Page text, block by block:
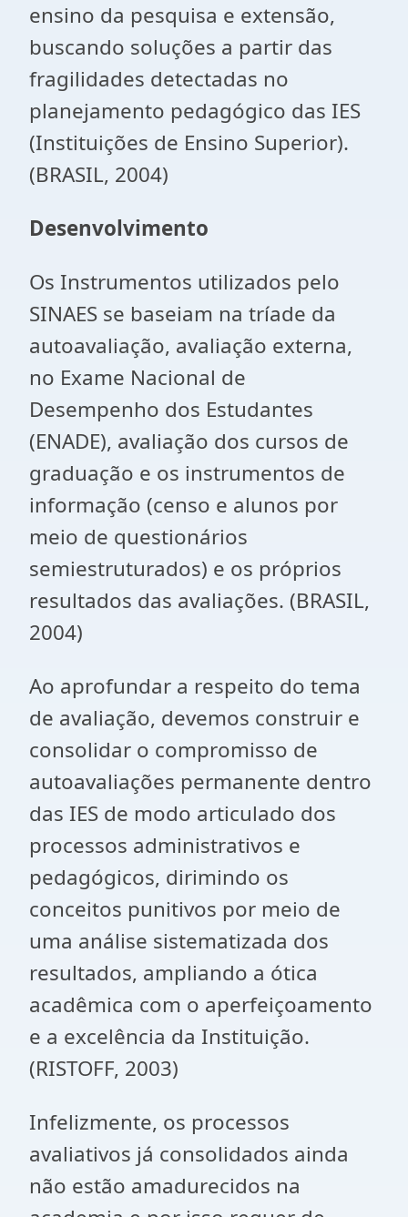
ensino da pesquisa e extensão,
buscando soluções a partir das
fragilidades detectadas no
planejamento pedagógico das IES
(Instituições de Ensino Superior).
(BRASIL, 2004)
Desenvolvimento
Os Instrumentos utilizados pelo
SINAES se baseiam na tríade da
autoavaliação, avaliação externa,
no Exame Nacional de
Desempenho dos Estudantes
(ENADE), avaliação dos cursos de
graduação e os instrumentos de
informação (censo e alunos por
meio de questionários
semiestruturados) e os próprios
resultados das avaliações. (BRASIL,
2004)
Ao aprofundar a respeito do tema
de avaliação, devemos construir e
consolidar o compromisso de
autoavaliações permanente dentro
das IES de modo articulado dos
processos administrativos e
pedagógicos, dirimindo os
conceitos punitivos por meio de
uma análise sistematizada dos
resultados, ampliando a ótica
acadêmica com o aperfeiçoamento
e a excelência da Instituição.
(RISTOFF, 2003)
Infelizmente, os processos
avaliativos já consolidados ainda
não estão amadurecidos na